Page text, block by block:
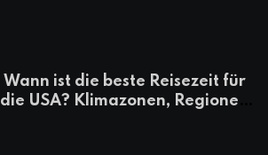
Wann ist die beste Reisezeit für
die USA? Klimazonen, Regionen